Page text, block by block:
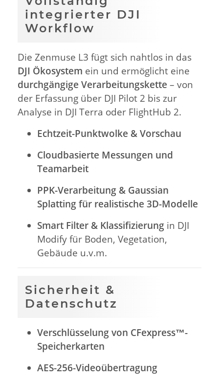
integrierter DJI
Workflow
Die Zenmuse L3 fügt sich nahtlos in das
DJI Ökosystem ein und ermöglicht eine
durchgängige Verarbeitungskette – von
der Erfassung über DJI Pilot 2 bis zur
Analyse in DJI Terra oder FlightHub 2.
Echtzeit-Punktwolke & Vorschau
Cloudbasierte Messungen und
Teamarbeit
PPK-Verarbeitung & Gaussian
Splatting für realistische 3D-Modelle
Smart Filter & Klassifizierung in DJI
Modify für Boden, Vegetation,
Gebäude u.v.m.
Sicherheit &
Datenschutz
Verschlüsselung von CFexpress™-
Speicherkarten
AES-256-Videoübertragung